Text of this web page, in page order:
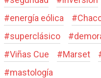
#energía eólica #
#superclásico #
#Viñas Cue #Marset
#mastología